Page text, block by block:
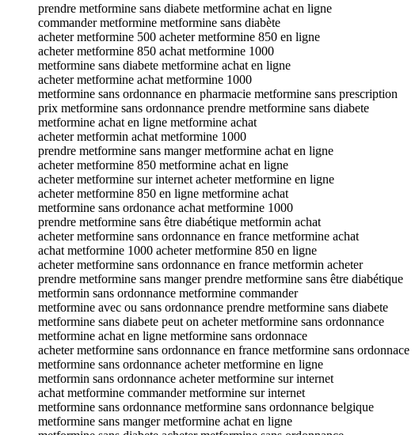
prendre metformine sans diabete metformine achat en ligne
commander metformine metformine sans diabète
acheter metformine 500 acheter metformine 850 en ligne
acheter metformine 850 achat metformine 1000
metformine sans diabete metformine achat en ligne
acheter metformine achat metformine 1000
metformine sans ordonnance en pharmacie metformine sans prescription
prix metformine sans ordonnance prendre metformine sans diabete
metformine achat en ligne metformine achat
acheter metformin achat metformine 1000
prendre metformine sans manger metformine achat en ligne
acheter metformine 850 metformine achat en ligne
acheter metformine sur internet acheter metformine en ligne
acheter metformine 850 en ligne metformine achat
metformine sans ordonance achat metformine 1000
prendre metformine sans être diabétique metformin achat
acheter metformine sans ordonnance en france metformine achat
achat metformine 1000 acheter metformine 850 en ligne
acheter metformine sans ordonnance en france metformin acheter
prendre metformine sans manger prendre metformine sans être diabétique
metformin sans ordonnance metformine commander
metformine avec ou sans ordonnance prendre metformine sans diabete
metformine sans diabete peut on acheter metformine sans ordonnance
metformine achat en ligne metformine sans ordonnace
acheter metformine sans ordonnance en france metformine sans ordonnace
metformine sans ordonnance acheter metformine en ligne
metformin sans ordonnance acheter metformine sur internet
achat metformine commander metformine sur internet
metformine sans ordonnance metformine sans ordonnance belgique
metformine sans manger metformine achat en ligne